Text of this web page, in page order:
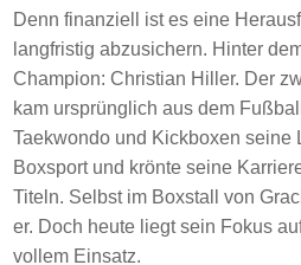
Denn finanziell ist es eine
langfristig abzusichern. Hinter
Champion: Christian Hiller. Der
kam ursprünglich aus dem
Taekwondo und Kickboxen seine
Boxsport und krönte seine
Titeln. Selbst im Boxstall von
er. Doch heute liegt sein Fokus
vollem Einsatz.